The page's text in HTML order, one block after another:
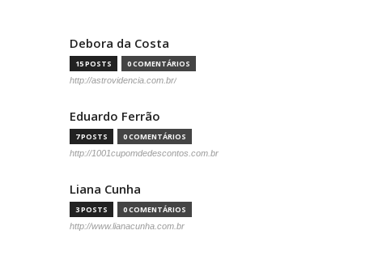
Debora da Costa
15 POSTS 0 COMENTÁRIOS
http://astrovidencia.com.br/
Eduardo Ferrão
7 POSTS 0 COMENTÁRIOS
http://1001cupomdedescontos.com.br
Liana Cunha
3 POSTS 0 COMENTÁRIOS
http://www.lianacunha.com.br